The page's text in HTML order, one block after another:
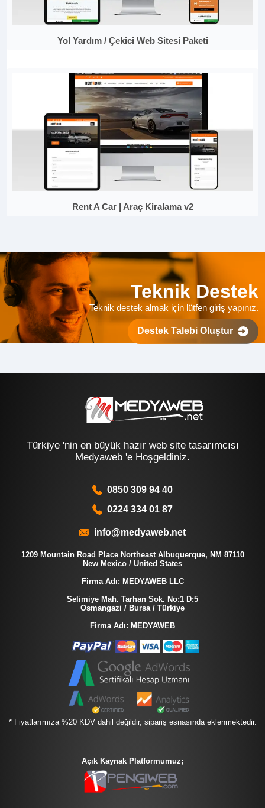
Yol Yardım / Çekici Web Sitesi Paketi
Rent A Car | Araç Kiralama v2
Teknik Destek
Teknik destek almak için lütfen giriş yapınız.
Destek Talebi Oluştur
Türkiye 'nin en büyük hazır web site tasarımcısı
Medyaweb 'e Hoşgeldiniz.
0850 309 94 40
0224 334 01 87
info@medyaweb.net
1209 Mountain Road Place Northeast Albuquerque, NM 87110
New Mexico / United States
Firma Adı: MEDYAWEB LLC
Selimiye Mah. Tarhan Sok. No:1 D:5
Osmangazi / Bursa / Türkiye
Firma Adı: MEDYAWEB
* Fiyatlarımıza %20 KDV dahil değildir, sipariş esnasında eklenmektedir.
Açık Kaynak Platformumuz;